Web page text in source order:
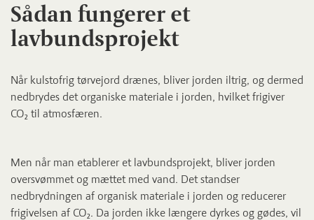
Sådan fungerer et
lavbundsprojekt
Når kulstofrig tørvejord drænes, bliver jorden iltrig, og dermed
nedbrydes det organiske materiale i jorden, hvilket frigiver
CO₂ til atmosfæren.
Men når man etablerer et lavbundsprojekt, bliver jorden
oversvømmet og mættet med vand. Det standser
nedbrydningen af organisk materiale i jorden og reducerer
frigivelsen af CO₂. Da jorden ikke længere dyrkes og gødes, vil